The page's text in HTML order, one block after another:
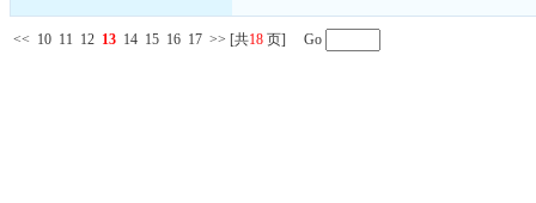
<< 10 11 12 13 14 15 16 17 >> [共18 页] Go